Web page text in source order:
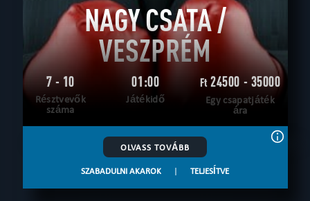
NAGY CSATA /
VESZPRÉM
7 - 10
Résztvevők
száma
01:00
Játékidő
Ft24500 - 35000
Egy csapatjáték
ára
OLVASS TOVÁBB
SZABADULNI AKAROK | TELJESÍTVE